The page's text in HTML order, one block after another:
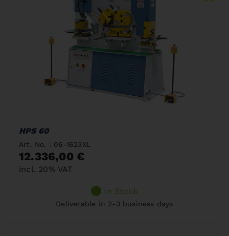
HPS 60
Art. No. : 06-1623XL
12.336,00 €
incl. 20% VAT
In Stock
Deliverable in 2-3 business days